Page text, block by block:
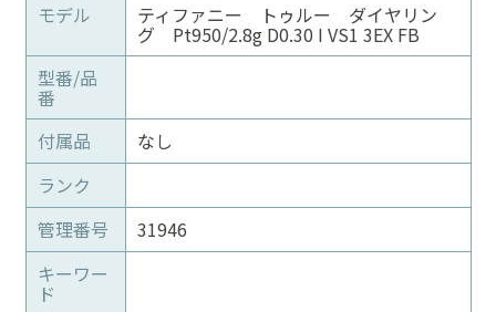
モデル
ティファニー トゥルー ダイヤリン
グ Pt950/2.8g D0.30 I VS1 3EX FB
型番/品
番
付属品
なし
ランク
管理番号
31946
キーワー
ド